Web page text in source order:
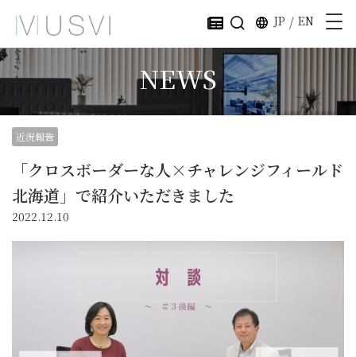
JP / EN
NEWS
近況報告
「クロスボーダーな人×チャレンジフィールド
北海道」で紹介いただきました
2022.12.10